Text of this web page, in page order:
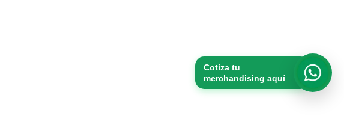
Cotiza tu
merchandising aquí